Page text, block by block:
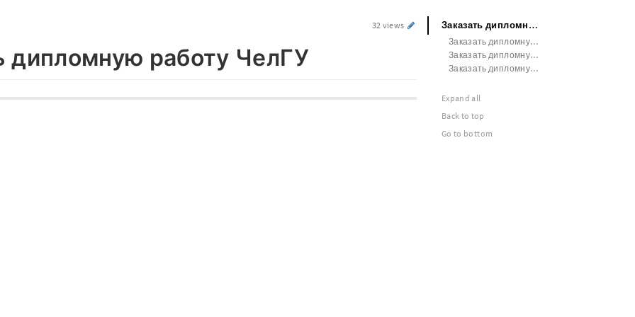
32 views
дипломную работу ЧелГУ
Заказать дипломную работу ЧелГУ
Заказать дипломную работу МГУТУ им. К.Г. Разумовского
Заказать дипломную работу СГПИ
Заказать дипломную работу ДВГМУ
Expand all
Back to top
Go to bottom